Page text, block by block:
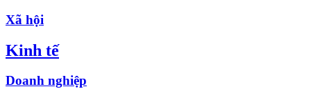
Xã hội
Kinh tế
Doanh nghiệp